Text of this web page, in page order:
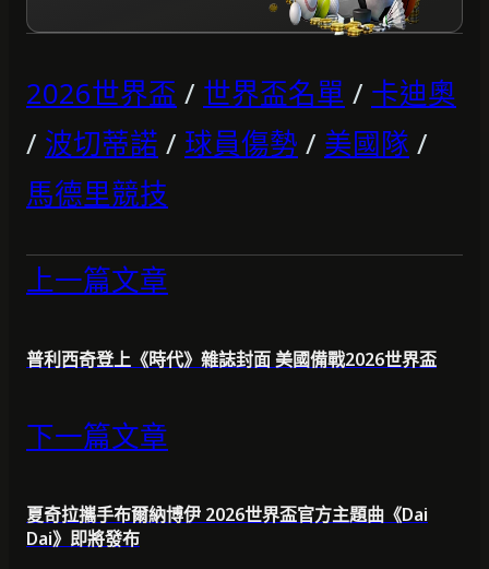
2026世界盃 / 世界盃名單 / 卡迪奧
/ 波切蒂諾 / 球員傷勢 / 美國隊 /
馬德里競技
上一篇文章
普利西奇登上《時代》雜誌封面 美國備戰2026世界盃
下一篇文章
夏奇拉攜手布爾納博伊 2026世界盃官方主題曲《Dai
Dai》即將發布